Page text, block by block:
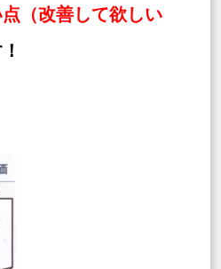
点（改善して欲しい